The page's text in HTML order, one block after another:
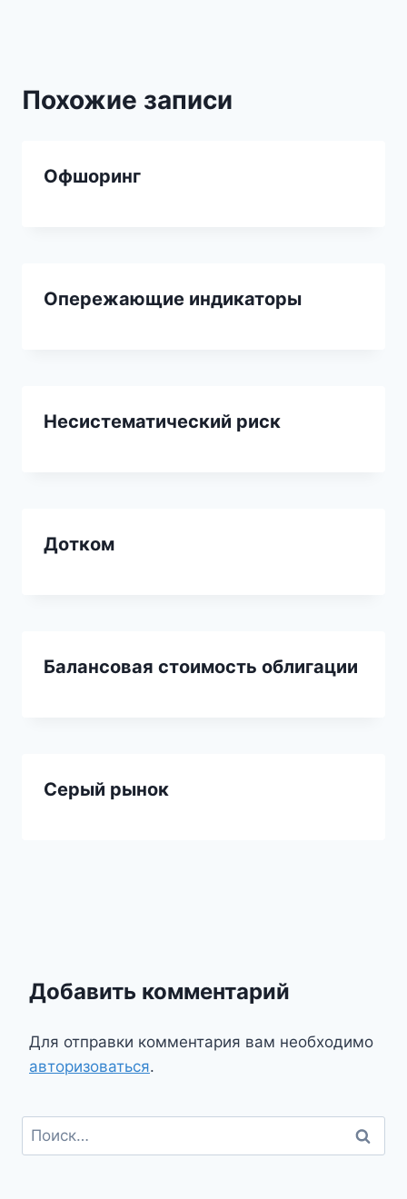
Похожие записи
Офшоринг
Опережающие индикаторы
Несистематический риск
Дотком
Балансовая стоимость облигации
Серый рынок
Добавить комментарий
Для отправки комментария вам необходимо
авторизоваться.
Найти: